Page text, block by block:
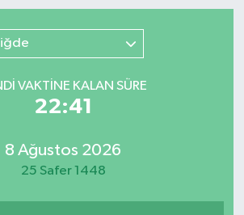
VAKTİNE KALAN SÜRE
22:41
8 Ağustos 2026
25 Safer 1448
Haberleri